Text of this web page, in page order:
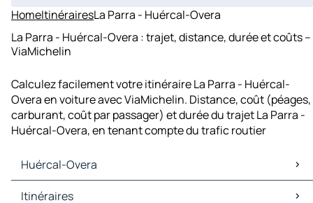
HomeItinérairesLa Parra - Huércal-Overa
La Parra - Huércal-Overa : trajet, distance, durée et coûts –
ViaMichelin
Calculez facilement votre itinéraire La Parra - Huércal-
Overa en voiture avec ViaMichelin. Distance, coût (péages,
carburant, coût par passager) et durée du trajet La Parra -
Huércal-Overa, en tenant compte du trafic routier
Huércal-Overa
Huércal-Overa Cartes et plans
Itinéraires